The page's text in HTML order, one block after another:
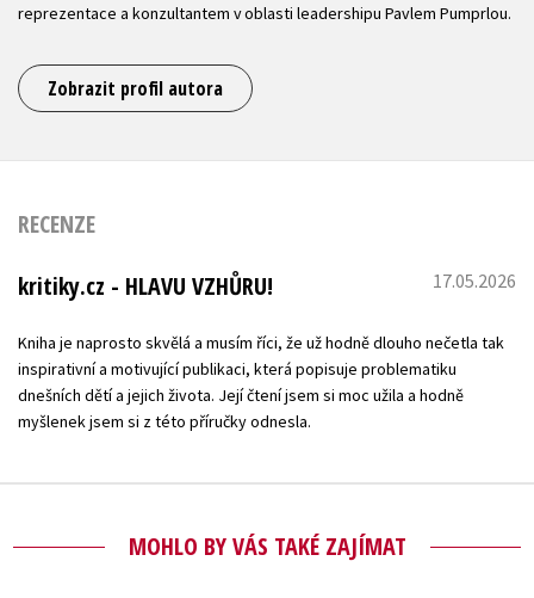
reprezentace a konzultantem v oblasti leadershipu Pavlem Pumprlou.
Zobrazit profil autora
RECENZE
kritiky.cz - HLAVU VZHŮRU!
17.05.2026
Kniha je naprosto skvělá a musím říci, že už hodně dlouho nečetla tak
inspirativní a motivující publikaci, která popisuje problematiku
dnešních dětí a jejich života. Její čtení jsem si moc užila a hodně
myšlenek jsem si z této příručky odnesla.
MOHLO BY VÁS TAKÉ ZAJÍMAT